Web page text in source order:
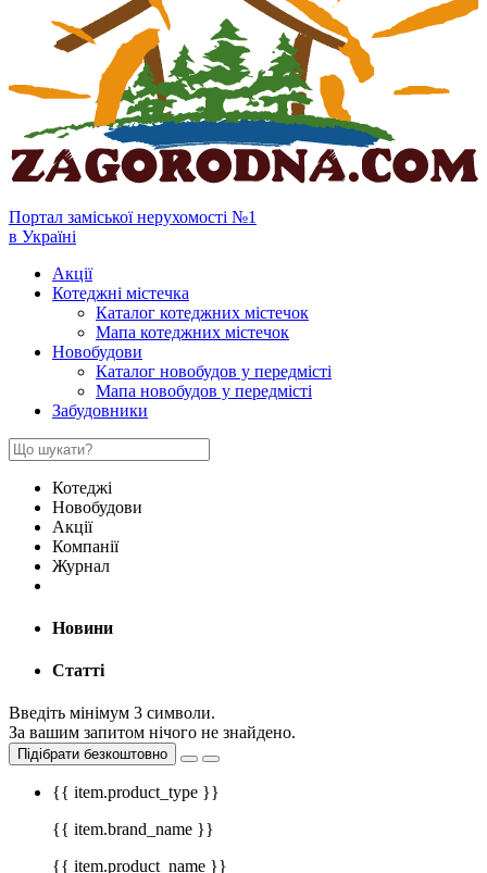
Портал заміської нерухомості №1
в Україні
Акції
Котеджні містечка
Каталог котеджних містечок
Мапа котеджних містечок
Новобудови
Каталог новобудов у передмісті
Мапа новобудов у передмісті
Забудовники
Котеджі
Новобудови
Акції
Компанії
Журнал
Новини
Статті
Введіть мінімум 3 символи.
За вашим запитом нічого не знайдено.
Підібрати безкоштовно
{{ item.product_type }}
{{ item.brand_name }}
{{ item.product_name }}